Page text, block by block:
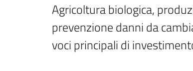
Agricoltura biologica,
prevenzione danni da
voci principali di